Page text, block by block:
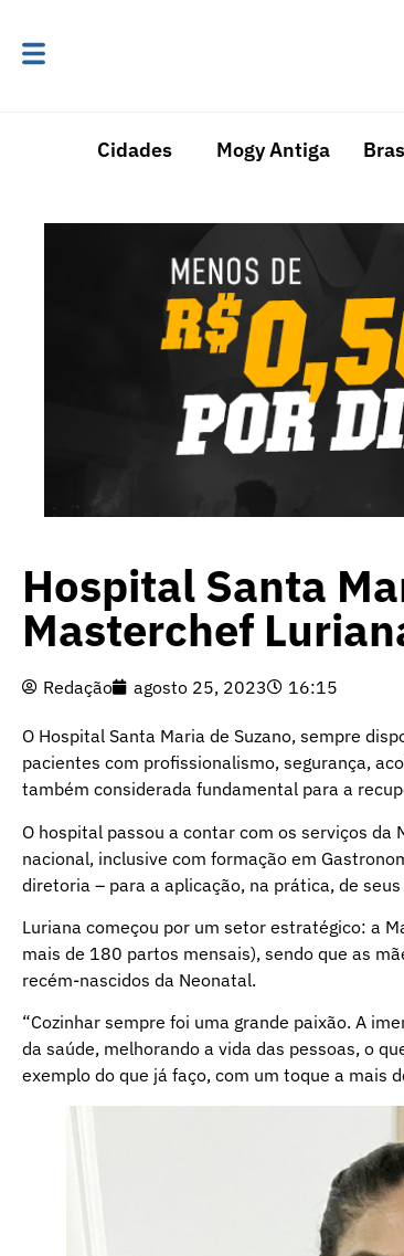
Cidades Mogy Antiga
Hospital Santa
Masterchef
Redação agosto 25, 2023 16:15
O Hospital Santa Maria de Suzano, sempre
pacientes com profissionalismo, segurança,
também considerada fundamental para a
O hospital passou a contar com os serviços
nacional, inclusive com formação em
diretoria – para a aplicação, na prática, de
Luriana começou por um setor estratégico: a
mais de 180 partos mensais), sendo que as
recém-nascidos da Neonatal.
“Cozinhar sempre foi uma grande paixão. A
da saúde, melhorando a vida das pessoas, o
exemplo do que já faço, com um toque a mais